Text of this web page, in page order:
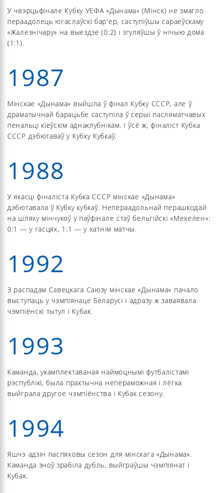
У чвэрцьфінале Кубку УЕФА «Дынама» (Мінск) не змагло
пераадолець югаслаўскі бар'ер, саступіўшы сараеўскаму
«Жалезнічару» на выездзе (0:2) і згуляўшы ў нічыю дома
(1:1).
1987
Мінскае «Дынама» выйшла ў фінал Кубку СССР, але ў
драматычнай барацьбе саступіла ў серыі пасляматчавых
пенальці кіеўскім аднаклубнікам. І ўсё ж, фіналіст Кубка
СССР дэбютаваў у Кубку Кубкаў.
1988
У якасці фіналіста Кубка СССР мінскае «Дынама»
дэбютавала ў Кубку кубкаў. Непераадольнай перашкодай
на шляху мінчукоў у паўфінале стаў бельгійскі «Мехелен»:
0:1 — у гасцях, 1:1 — у хатнім матчы.
1992
З распадам Савецкага Саюзу мінскае «Дынама» пачало
выступаць у чэмпіянаце Беларусі і адразу ж заваявала
чэмпіёнскі тытул і Кубак.
1993
Каманда, укамплектаваная наймоцнымі футбалістамі
рэспублікі, была практычна непераможная і лёгка
выйграла другое чэмпіёнства і Кубак сезону.
1994
Яшчэ адзін паспяховы сезон для мінскага «Дынама».
Каманда зноў зрабіла дубль, выйграўшы чэмпіянат і
Кубак.